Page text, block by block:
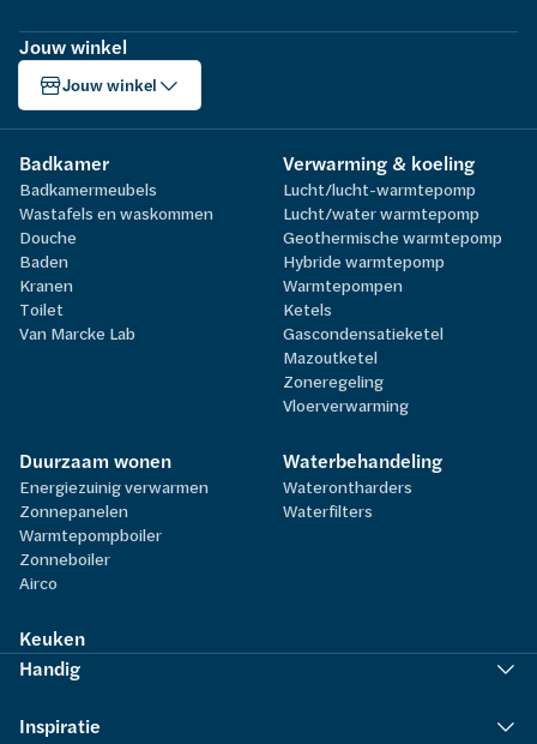
Jouw winkel
Jouw winkel
Badkamer
Badkamermeubels
Wastafels en waskommen
Douche
Baden
Kranen
Toilet
Van Marcke Lab
Verwarming & koeling
Lucht/lucht-warmtepomp
Lucht/water warmtepomp
Geothermische warmtepomp
Hybride warmtepomp
Warmtepompen
Ketels
Gascondensatieketel
Mazoutketel
Zoneregeling
Vloerverwarming
Duurzaam wonen
Energiezuinig verwarmen
Zonnepanelen
Warmtepompboiler
Zonneboiler
Airco
Waterbehandeling
Waterontharders
Waterfilters
Keuken
Handig
Inspiratie